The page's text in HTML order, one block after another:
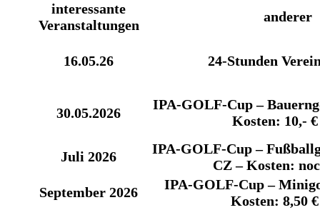
interessante
Veranstaltungen
anderer
16.05.26 24-Stunden
30.05.2026
IPA-GOLF-Cup –
Kosten: 10,- €
Juli 2026
IPA-GOLF-Cup –
CZ – Kosten:
September 2026
IPA-GOLF-Cup –
Kosten: 8,50 €